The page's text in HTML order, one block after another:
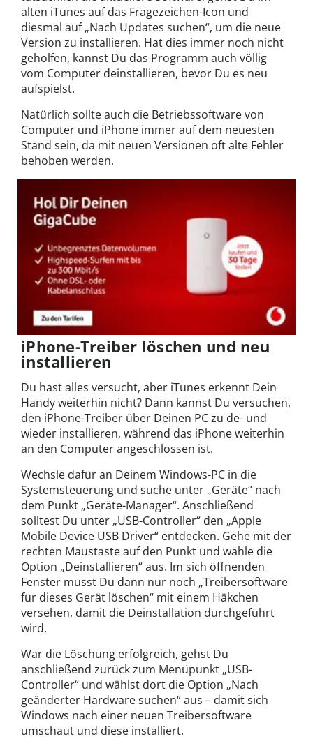
alten iTunes auf das Fragezeichen-Icon und
diesmal auf „Nach Updates suchen“, um die neue
Version zu installieren. Hat dies immer noch nicht
geholfen, kannst Du das Programm auch völlig
vom Computer deinstallieren, bevor Du es neu
aufspielst.
Natürlich sollte auch die Betriebssoftware von
Computer und iPhone immer auf dem neuesten
Stand sein, da mit neuen Versionen oft alte Fehler
behoben werden.
iPhone-Treiber löschen und neu
installieren
Du hast alles versucht, aber iTunes erkennt Dein
Handy weiterhin nicht? Dann kannst Du versuchen,
den iPhone-Treiber über Deinen PC zu de- und
wieder installieren, während das iPhone weiterhin
an den Computer angeschlossen ist.
Wechsle dafür an Deinem Windows-PC in die
Systemsteuerung und suche unter „Geräte“ nach
dem Punkt „Geräte-Manager“. Anschließend
solltest Du unter „USB-Controller“ den „Apple
Mobile Device USB Driver“ entdecken. Gehe mit der
rechten Maustaste auf den Punkt und wähle die
Option „Deinstallieren“ aus. Im sich öffnenden
Fenster musst Du dann nur noch „Treibersoftware
für dieses Gerät löschen“ mit einem Häkchen
versehen, damit die Deinstallation durchgeführt
wird.
War die Löschung erfolgreich, gehst Du
anschließend zurück zum Menüpunkt „USB-
Controller“ und wählst dort die Option „Nach
geänderter Hardware suchen“ aus – damit sich
Windows nach einer neuen Treibersoftware
umschaut und diese installiert.